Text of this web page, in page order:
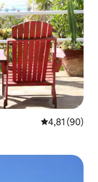
Vlerësimi
4,81 (90)